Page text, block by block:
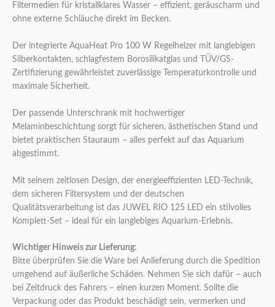
Filtermedien für kristallklares Wasser – effizient, geräuscharm und
ohne externe Schläuche direkt im Becken.
Der integrierte AquaHeat Pro 100 W Regelheizer mit langlebigen
Silberkontakten, schlagfestem Borosilikatglas und TÜV/GS-
Zertifizierung gewährleistet zuverlässige Temperaturkontrolle und
maximale Sicherheit.
Der passende Unterschrank mit hochwertiger
Melaminbeschichtung sorgt für sicheren, ästhetischen Stand und
bietet praktischen Stauraum – alles perfekt auf das Aquarium
abgestimmt.
Mit seinem zeitlosen Design, der energieeffizienten LED-Technik,
dem sicheren Filtersystem und der deutschen
Qualitätsverarbeitung ist das JUWEL RIO 125 LED ein stilvolles
Komplett-Set – ideal für ein langlebiges Aquarium-Erlebnis.
Wichtiger Hinweis zur Lieferung:
Bitte überprüfen Sie die Ware bei Anlieferung durch die Spedition
umgehend auf äußerliche Schäden. Nehmen Sie sich dafür – auch
bei Zeitdruck des Fahrers – einen kurzen Moment. Sollte die
Verpackung oder das Produkt beschädigt sein, vermerken und